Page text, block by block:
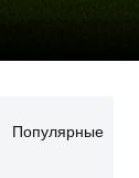
Популярные